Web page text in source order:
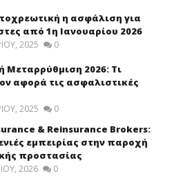
η ασφάλιση για
από 1η Ιανουαρίου 2026
2025 0
Μεταρρύθμιση 2026: Τι
αφορά τις ασφαλιστικές
2025 0
& Reinsurance Brokers:
εμπειρίας στην παροχή
προστασίας
2026 0